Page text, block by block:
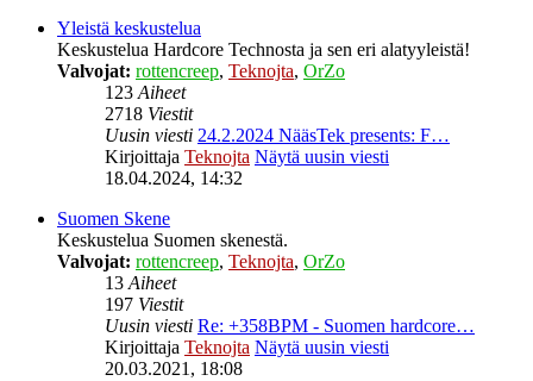
Yleistä keskustelua
Keskustelua Hardcore Technosta ja sen eri alatyyleistä!
Valvojat: rottencreep, Teknojta, OrZo
123Aiheet
2718 Viestit
Uusin viesti 24.2.2024 NääsTek presents: F…
Kirjoittaja Teknojta Näytä uusin viesti
18.04.2024, 14:32
Suomen Skene
Keskustelua Suomen skenestä.
Valvojat: rottencreep, Teknojta, OrZo
13Aiheet
197 Viestit
Uusin viesti Re: +358BPM - Suomen hardcore…
Kirjoittaja Teknojta Näytä uusin viesti
20.03.2021, 18:08